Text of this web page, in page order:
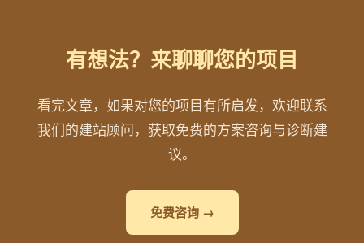
有想法？来聊聊您的项目
看完文章，如果对您的项目有所启发，欢迎联系
我们的建站顾问，获取免费的方案咨询与诊断建
议。
免费咨询 →